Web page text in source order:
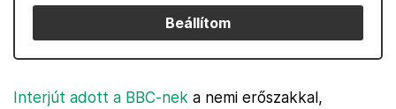
Beállítom
Interjút adott a BBC-nek a nemi erőszakkal,